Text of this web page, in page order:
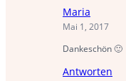
Maria
Mai 1, 2017
Dankeschön 🙂
Antworten